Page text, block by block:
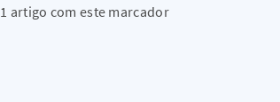
1 artigo com este marcador